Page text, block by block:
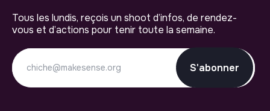
Tous les lundis, reçois un shoot d’infos, de rendez-
vous et d’actions pour tenir toute la semaine.
S'abonner